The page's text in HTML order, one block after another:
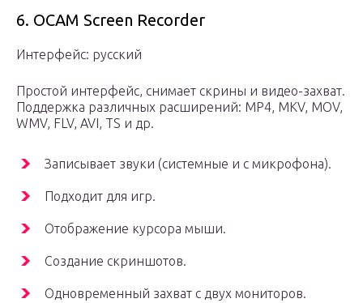
6. OCAM Screen Recorder
Интерфейс: русский
Простой интерфейс, снимает скрины и видео-захват.
Поддержка различных расширений: MP4, MKV, MOV,
WMV, FLV, AVI, TS и др.
Записывает звуки (системные и с микрофона).
Подходит для игр.
Отображение курсора мыши.
Создание скриншотов.
Одновременный захват с двух мониторов.